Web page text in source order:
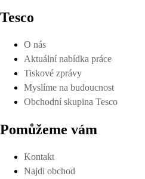
Tesco
O nás
Aktuální nabídka práce
Tiskové zprávy
Myslíme na budoucnost
Obchodní skupina Tesco
Pomůžeme vám
Kontakt
Najdi obchod